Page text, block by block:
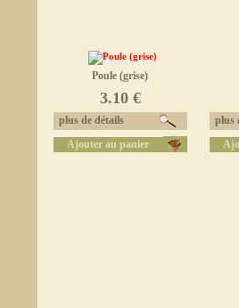
Poule (grise)
3.10 €
plus de détails
Ajouter au panier
plus